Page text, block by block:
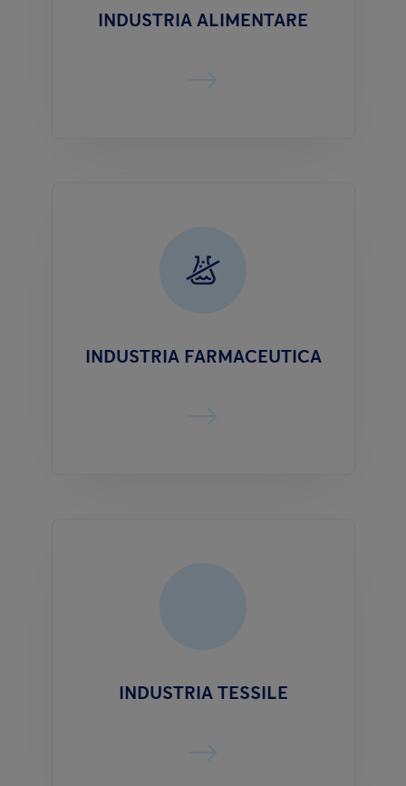
INDUSTRIA ALIMENTARE
INDUSTRIA FARMACEUTICA
INDUSTRIA TESSILE